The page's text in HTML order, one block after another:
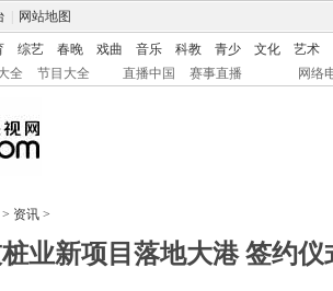
网站地图
综艺 春晚 戏曲 音乐 科教 青少 文化
艺术
全 节目大全 直播中国 赛事直播 网络
> 资讯 >
业新项目落地大港 签约仪